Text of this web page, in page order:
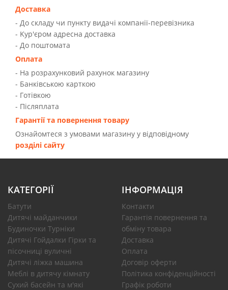
Доставка
- До складу чи пункту видачі компанії-перевізника
- Kур'єром адресна доставка
- До поштомата
Оплата
- На розрахунковий рахунок магазину
- Банківською карткою
- Готівкою
- Післяплата
Гарантії та повернення товару
Ознайомтеся з умовами магазину у відповідному
розділі сайту
КАТЕГОРІЇ
Батути
Дитячі майданчики
Будиночки Турніки
Дитячі Гойдалки Гірки та
пісочниці вуличні
Дитячі ліжка машина
Меблі в дитячу кімнату
Сухий басейн та м'які
ІНФОРМАЦІЯ
Контакти
Гарантія повернення та
обміну товара
Доставка
Оплата
Договір оферти
Політика конфіденційності
Графік роботи